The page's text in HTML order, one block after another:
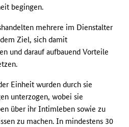
begingen.
mehrere im Dienstalter
Ziel, sich damit
und darauf aufbauend Vorteile
Einheit wurden durch sie
unterzogen, wobei sie
über ihr Intimleben sowie zu
zu machen. In mindestens 30